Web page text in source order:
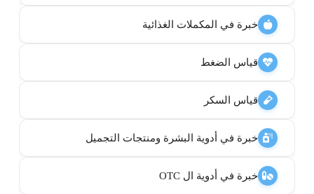
خبرة في المكملات الغذائية
قياس الضغط
قياس السكر
خبرة في أدوية البشرة ومنتجات التجميل
خبرة في أدوية ال OTC